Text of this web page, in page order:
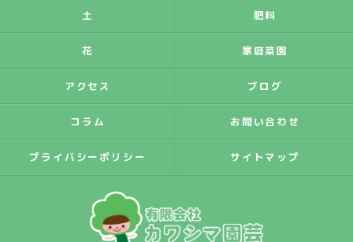
土 肥料
花 家庭菜園
アクセス ブログ
コラム お問い合わせ
プライバシーポリシー サイトマップ